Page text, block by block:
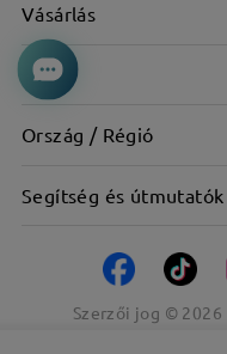
Vásárlás
Cég
Ország / Régió
Segítség és útmutatók
Szerzői jog © 2026